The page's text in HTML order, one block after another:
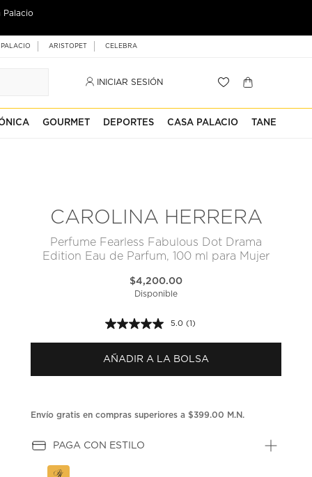
Palacio
ARISTOPET CELEBRA
INICIAR SESIÓN
GOURMET DEPORTES CASA PALACIO TANE
CAROLINA HERRERA
Perfume Fearless Fabulous Dot Drama
Edition Eau de Parfum, 100 ml para Mujer
$4,200.00
Disponible
5.0 Lea
1
Enlace
en
(1)
AÑADIR A LA BOLSA
Envío gratis en compras superiores a $399.00 M.N.
PAGA CON ESTILO